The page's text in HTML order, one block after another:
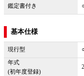
鑑定書付き
基本仕様
現行型
年式
(初年度登録)